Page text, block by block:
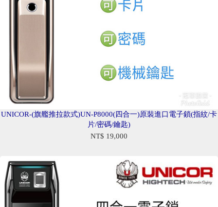
UNICOR-(旗艦推拉款式)UN-P8000(四合一)原裝進口電子鎖(指紋/卡
片/密碼/鑰匙)
NT$ 19,000